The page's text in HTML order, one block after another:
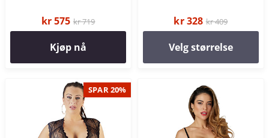
kr 575 kr 719
Kjøp nå
kr 328 kr 409
Velg størrelse
SPAR 20%